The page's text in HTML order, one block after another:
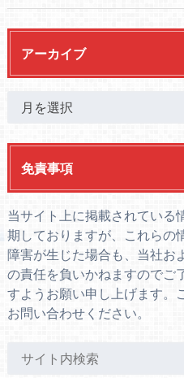
アーカイブ
免責事項
当サイト上に掲載されている
期しておりますが、これらの
障害が生じた場合も、当社お
の責任を負いかねますのでご
すようお願い申し上げます。
お問い合わせください。